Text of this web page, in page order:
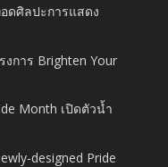
ดศิลปะการแสดง
การ Brighten Your
Month เปิดตัวน้ำ
designed Pride